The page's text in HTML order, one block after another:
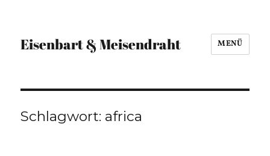
Eisenbart & Meisendraht MENÜ
Schlagwort: africa